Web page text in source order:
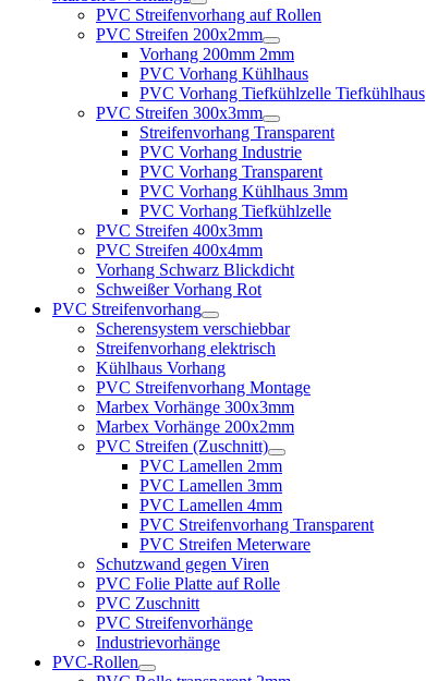
PVC Streifenvorhang auf Rollen
PVC Streifen 200x2mm
Vorhang 200mm 2mm
PVC Vorhang Kühlhaus
PVC Vorhang Tiefkühlzelle Tiefkühlhaus
PVC Streifen 300x3mm
Streifenvorhang Transparent
PVC Vorhang Industrie
PVC Vorhang Transparent
PVC Vorhang Kühlhaus 3mm
PVC Vorhang Tiefkühlzelle
PVC Streifen 400x3mm
PVC Streifen 400x4mm
Vorhang Schwarz Blickdicht
Schweißer Vorhang Rot
PVC Streifenvorhang
Scherensystem verschiebbar
Streifenvorhang elektrisch
Kühlhaus Vorhang
PVC Streifenvorhang Montage
Marbex Vorhänge 300x3mm
Marbex Vorhänge 200x2mm
PVC Streifen (Zuschnitt)
PVC Lamellen 2mm
PVC Lamellen 3mm
PVC Lamellen 4mm
PVC Streifenvorhang Transparent
PVC Streifen Meterware
Schutzwand gegen Viren
PVC Folie Platte auf Rolle
PVC Zuschnitt
PVC Streifenvorhänge
Industrievorhänge
PVC-Rollen